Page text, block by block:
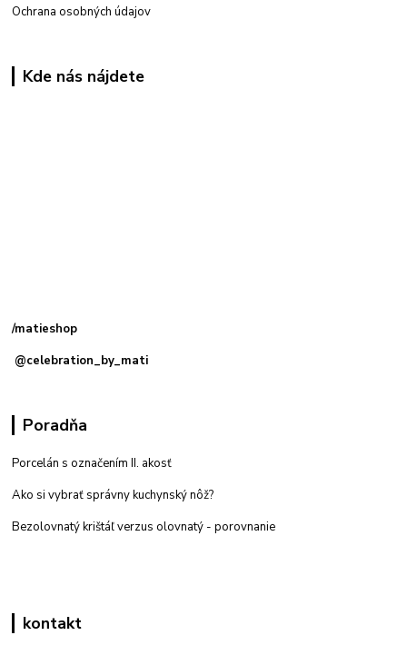
Ochrana osobných údajov
Kde nás nájdete
/matieshop
@celebration_by_mati
Poradňa
Porcelán s označením II. akosť
Ako si vybrať správny kuchynský nôž?
Bezolovnatý krištáľ verzus olovnatý - porovnanie
kontakt